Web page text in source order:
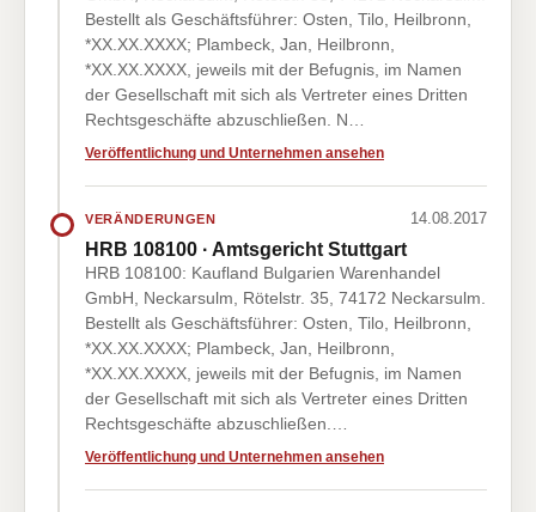
Bestellt als Geschäftsführer: Osten, Tilo, Heilbronn,
*XX.XX.XXXX; Plambeck, Jan, Heilbronn,
*XX.XX.XXXX, jeweils mit der Befugnis, im Namen
der Gesellschaft mit sich als Vertreter eines Dritten
Rechtsgeschäfte abzuschließen. N…
Veröffentlichung und Unternehmen ansehen
VERÄNDERUNGEN 14.08.2017
HRB 108100 · Amtsgericht Stuttgart
HRB 108100: Kaufland Bulgarien Warenhandel
GmbH, Neckarsulm, Rötelstr. 35, 74172 Neckarsulm.
Bestellt als Geschäftsführer: Osten, Tilo, Heilbronn,
*XX.XX.XXXX; Plambeck, Jan, Heilbronn,
*XX.XX.XXXX, jeweils mit der Befugnis, im Namen
der Gesellschaft mit sich als Vertreter eines Dritten
Rechtsgeschäfte abzuschließen.…
Veröffentlichung und Unternehmen ansehen